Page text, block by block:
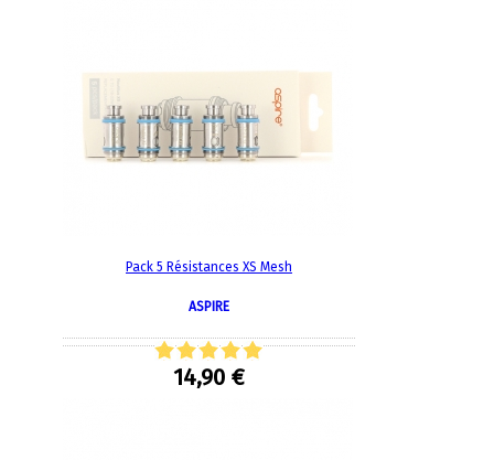
Pack 5 Résistances XS Mesh
ASPIRE
14,90 €